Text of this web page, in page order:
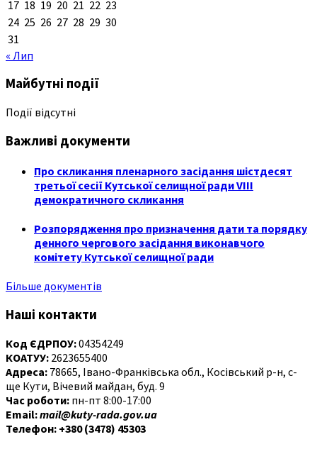
17 18 19 20 21 22 23
24 25 26 27 28 29 30
31
« Лип
Майбутні події
Події відсутні
Важливі документи
Про скликання пленарного засідання шістдесят
третьої сесії Кутської селищної ради VIII
демократичного скликання
Розпорядження про призначення дати та порядку
денного чергового засідання виконавчого
комітету Кутської селищної ради
Більше документів
Наші контакти
Код ЄДРПОУ:04354249
КОАТУУ: 2623655400
Адреса: 78665, Івано-Франківська обл., Косівський р-н, с-
ще Кути, Вічевий майдан, буд. 9
Час роботи: пн-пт 8:00-17:00
Email:mail@kuty-rada.gov.ua
Телефон: +380 (3478) 45303